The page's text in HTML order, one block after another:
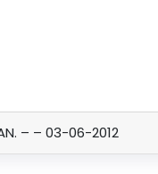
– – 03-06-2012